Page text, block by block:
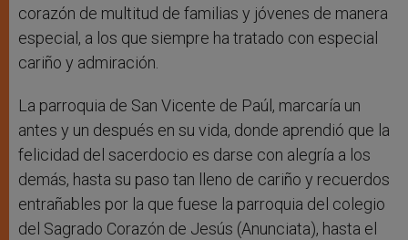
corazón de multitud de familias y jóvenes de manera
especial, a los que siempre ha tratado con especial
cariño y admiración.
La parroquia de San Vicente de Paúl, marcaría un
antes y un después en su vida, donde aprendió que la
felicidad del sacerdocio es darse con alegría a los
demás, hasta su paso tan lleno de cariño y recuerdos
entrañables por la que fuese la parroquia del colegio
del Sagrado Corazón de Jesús (Anunciata), hasta el